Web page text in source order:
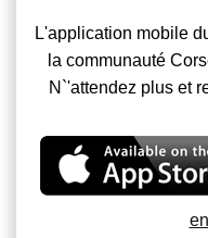
L'application mobile
la communauté
N`'attendez plus et